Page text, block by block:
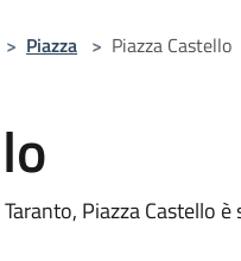
> Piazza > Piazza Castello
Piazza Castello